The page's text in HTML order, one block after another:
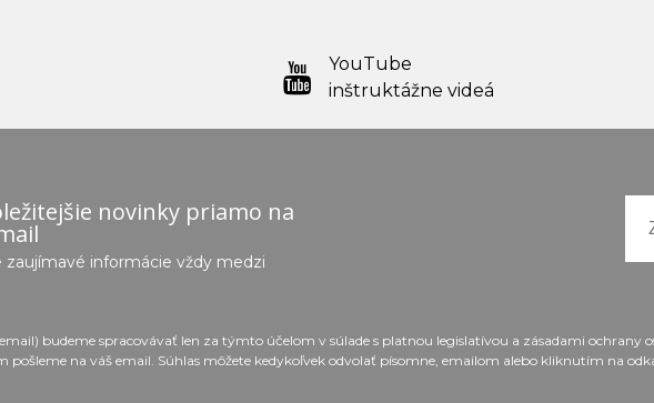
YouTube
inštruktážne videá
novinky priamo na
zaujímavé informácie vždy medzi
budeme spracovávať len za týmto účelom v súlade s platnou legislatívou a zásadami
pošleme na váš email. Súhlas môžete kedykoľvek odvolať písomne, emailom alebo kliknutím na